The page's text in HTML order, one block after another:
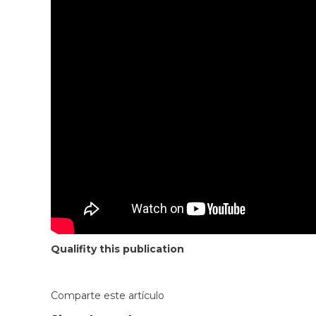
Qualifity this publication
Comparte este artículo